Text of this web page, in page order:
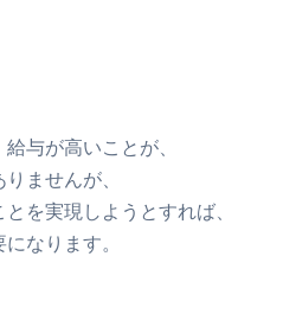
与が高いことが、
ませんが、
を実現しようとすれば、
なります。